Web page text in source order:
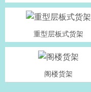
重型层板式货架
阁楼货架